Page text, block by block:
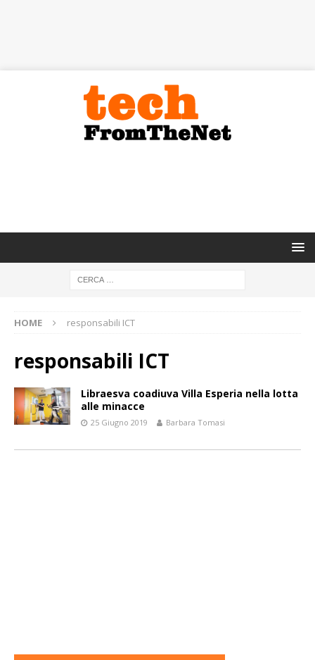
HOME responsabili ICT
responsabili ICT
Libraesva coadiuva Villa Esperia nella lotta
alle minacce
25 Giugno 2019 Barbara Tomasi